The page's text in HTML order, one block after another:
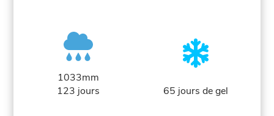
1033mm
123 jours
65 jours de gel